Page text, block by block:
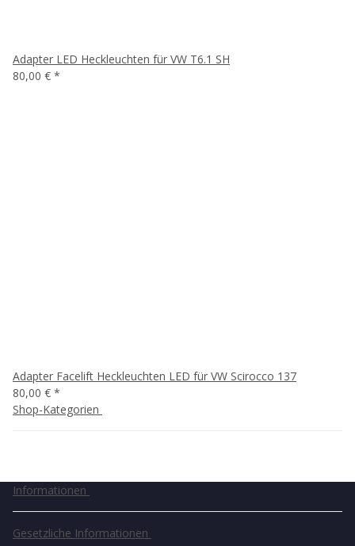
Adapter LED Heckleuchten für VW T6.1 SH
80,00 € *
Adapter Facelift Heckleuchten LED für VW Scirocco 137
80,00 € *
Shop-Kategorien
Informationen
Gesetzliche Informationen